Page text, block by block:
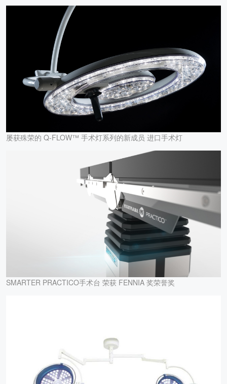
屡获殊荣的 Q-FLOW™ 手术灯系列的新成员 进口手术灯
SMARTER PRACTICO手术台 荣获 FENNIA 奖荣誉奖